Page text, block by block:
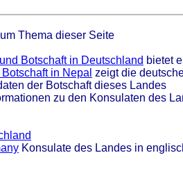
Thema dieser Seite
Botschaft in Deutschland bietet
in Nepal zeigt die
der Botschaft dieses Landes
zu den Konsulaten des
Konsulate des Landes in